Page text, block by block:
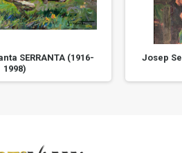
SERRANTA (1916-
1998)
Josep